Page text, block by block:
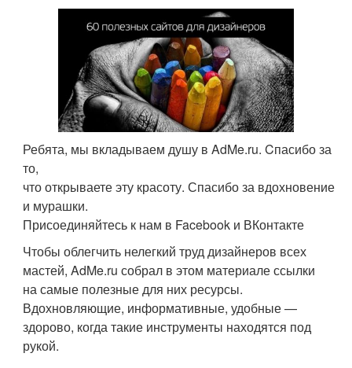
Ребята, мы вкладываем душу в AdMe.ru. Cпасибо за
то,
что открываете эту красоту. Спасибо за вдохновение
и мурашки.
Присоединяйтесь к нам в Facebook и ВКонтакте
Чтобы облегчить нелегкий труд дизайнеров всех
мастей, AdMe.ru собрал в этом материале ссылки
на самые полезные для них ресурсы.
Вдохновляющие, информативные, удобные —
здорово, когда такие инструменты находятся под
рукой.